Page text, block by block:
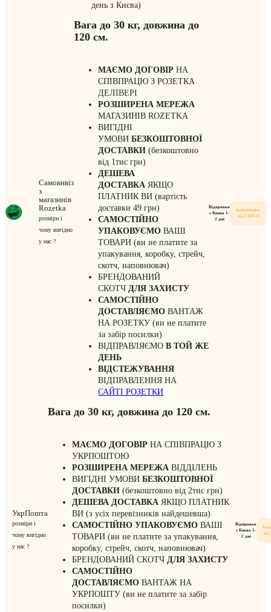
день з Києва)
Самовивіз
з
магазинів
Rozetka
розміри і
чому вигідно
у нас ?
Вага до 30 кг, довжина до
120 см.
МАЄМО ДОГОВІР НА
СПІВПРАЦЮ З РОЗЕТКА
ДЕЛІВЕРІ
РОЗШИРЕНА МЕРЕЖА
МАГАЗИНІВ ROZETKA
ВИГІДНІ
УМОВИ БЕЗКОШТОВНОЇ
ДОСТАВКИ (безкоштовно
від 1тис грн)
ДЕШЕВА
ДОСТАВКА ЯКЩО
ПЛАТНИК ВИ (вартість
доставки 49 грн)
САМОСТІЙНО
УПАКОВУЄМО ВАШІ
ТОВАРИ (ви не платите за
упакування, коробку, стрейч,
скотч, наповнювач)
БРЕНДОВАНИЙ
СКОТЧ ДЛЯ ЗАХИСТУ
САМОСТІЙНО
ДОСТАВЛЯЄМО ВАНТАЖ
НА РОЗЕТКУ (ви не платите
за забір посилки)
ВІДПРАВЛЯЄМО В ТОЙ ЖЕ
ДЕНЬ
ВІДСТЕЖУВАННЯ
ВІДПРАВЛЕННЯ НА
САЙТІ РОЗЕТКИ
Відправка
з Києва 1-
2 дні
Безкоштовно
від 2 000 ₴
УкрПошта
розміри і
чому вигідно
у нас ?
Вага до 30 кг, довжина до 120 см.
МАЄМО ДОГОВІР НА СПІВПРАЦЮ З
УКРПОШТОЮ
РОЗШИРЕНА МЕРЕЖА ВІДДІЛЕНЬ
ВИГІДНІ УМОВИ БЕЗКОШТОВНОЇ
ДОСТАВКИ (безкоштовно від 2тис грн)
ДЕШЕВА ДОСТАВКА ЯКЩО ПЛАТНИК
ВИ (з усіх перевізників найдешевша)
САМОСТІЙНО УПАКОВУЄМО ВАШІ
ТОВАРИ (ви не платите за упакування,
коробку, стрейч, скотч, наповнювач)
БРЕНДОВАНИЙ СКОТЧ ДЛЯ ЗАХИСТУ
САМОСТІЙНО
ДОСТАВЛЯЄМО ВАНТАЖ НА
УКРПОШТУ (ви не платите за забір
посилки)
Відправка
з Києва 1-
2 дні